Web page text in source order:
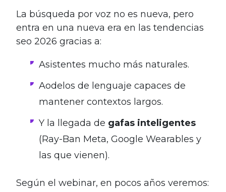
La búsqueda por voz no es nueva, pero
entra en una nueva era en las tendencias
seo 2026 gracias a:
Asistentes mucho más naturales.
Aodelos de lenguaje capaces de
mantener contextos largos.
Y la llegada de gafas inteligentes
(Ray-Ban Meta, Google Wearables y
las que vienen).
Según el webinar, en pocos años veremos: